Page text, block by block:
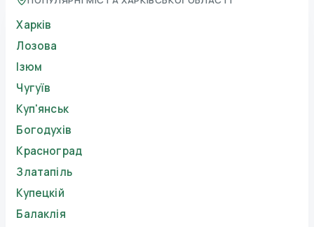
Харків
Лозова
Ізюм
Чугуїв
Куп'янськ
Богодухів
Красноград
Златапіль
Купецкій
Балаклія